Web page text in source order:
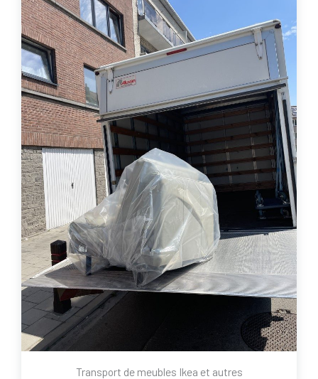
Transport de meubles Ikea et autres